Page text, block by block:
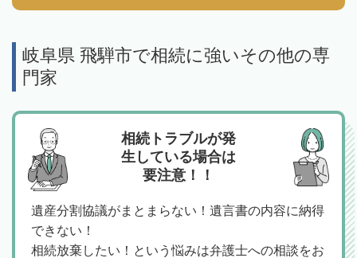
岐阜県 飛騨市で相続に強いその他の専
門家
相続トラブルが発
生している場合は
要注意！！
遺産分割協議がまとまらない！遺言書の内容に納得
できない！
相続放棄したい！という悩みは弁護士への相談をお